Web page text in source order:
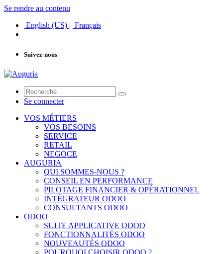
Se rendre au contenu
English (US) | Français
Suivez-nous
Se connecter
VOS MÉTIERS
VOS BESOINS
SERVICE
RETAIL
NEGOCE
AUGURIA
QUI SOMMES-NOUS ?
CONSEIL EN PERFORMANCE
PILOTAGE FINANCIER & OPÉRATIONNEL
INTÉGRATEUR ODOO
CONSULTANTS ODOO
ODOO
SUITE APPLICATIVE ODOO
FONCTIONNALITÉS ODOO
NOUVEAUTÉS ODOO